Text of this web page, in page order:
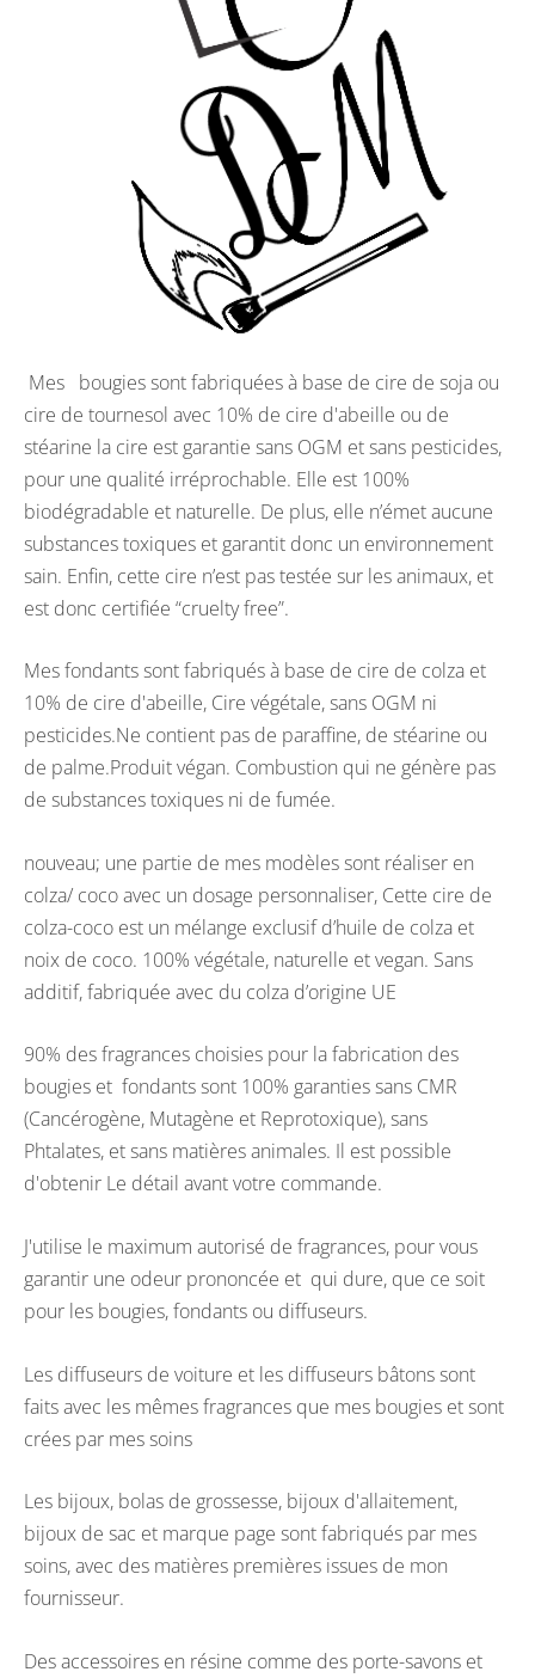
Mes bougies sont fabriquées à base de cire de soja ou
cire de tournesol avec 10% de cire d'abeille ou de
stéarine la cire est garantie sans OGM et sans pesticides,
pour une qualité irréprochable. Elle est 100%
biodégradable et naturelle. De plus, elle n’émet aucune
substances toxiques et garantit donc un environnement
sain. Enfin, cette cire n’est pas testée sur les animaux, et
est donc certifiée “cruelty free”.
Mes fondants sont fabriqués à base de cire de colza et
10% de cire d'abeille, Cire végétale, sans OGM ni
pesticides.Ne contient pas de paraffine, de stéarine ou
de palme.Produit végan. Combustion qui ne génère pas
de substances toxiques ni de fumée.
nouveau; une partie de mes modèles sont réaliser en
colza/ coco avec un dosage personnaliser, Cette cire de
colza-coco est un mélange exclusif d’huile de colza et
noix de coco. 100% végétale, naturelle et vegan. Sans
additif, fabriquée avec du colza d’origine UE
90% des fragrances choisies pour la fabrication des
bougies et fondants sont 100% garanties sans CMR
(Cancérogène, Mutagène et Reprotoxique), sans
Phtalates, et sans matières animales. Il est possible
d'obtenir Le détail avant votre commande.
J'utilise le maximum autorisé de fragrances, pour vous
garantir une odeur prononcée et qui dure, que ce soit
pour les bougies, fondants ou diffuseurs.
Les diffuseurs de voiture et les diffuseurs bâtons sont
faits avec les mêmes fragrances que mes bougies et sont
crées par mes soins
Les bijoux, bolas de grossesse, bijoux d'allaitement,
bijoux de sac et marque page sont fabriqués par mes
soins, avec des matières premières issues de mon
fournisseur.
Des accessoires en résine comme des porte-savons et